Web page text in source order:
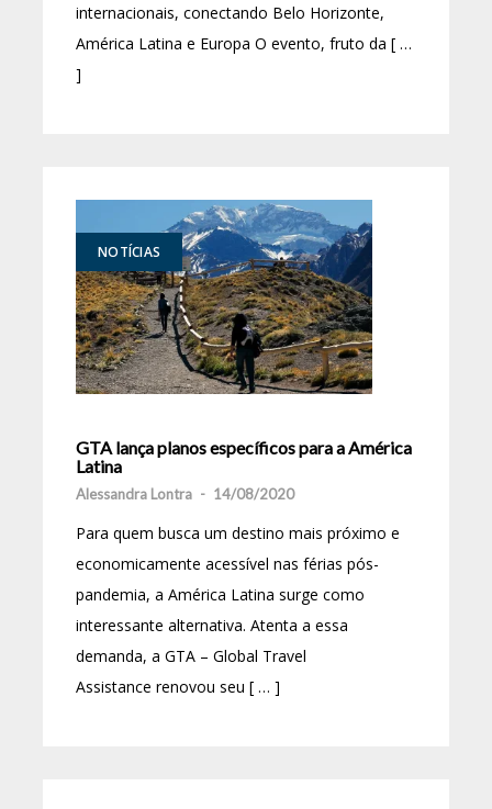
internacionais, conectando Belo Horizonte,
América Latina e Europa O evento, fruto da [ …
]
NOTÍCIAS
GTA lança planos específicos para a América
Latina
Alessandra Lontra - 14/08/2020
Para quem busca um destino mais próximo e
economicamente acessível nas férias pós-
pandemia, a América Latina surge como
interessante alternativa. Atenta a essa
demanda, a GTA – Global Travel
Assistance renovou seu [ … ]